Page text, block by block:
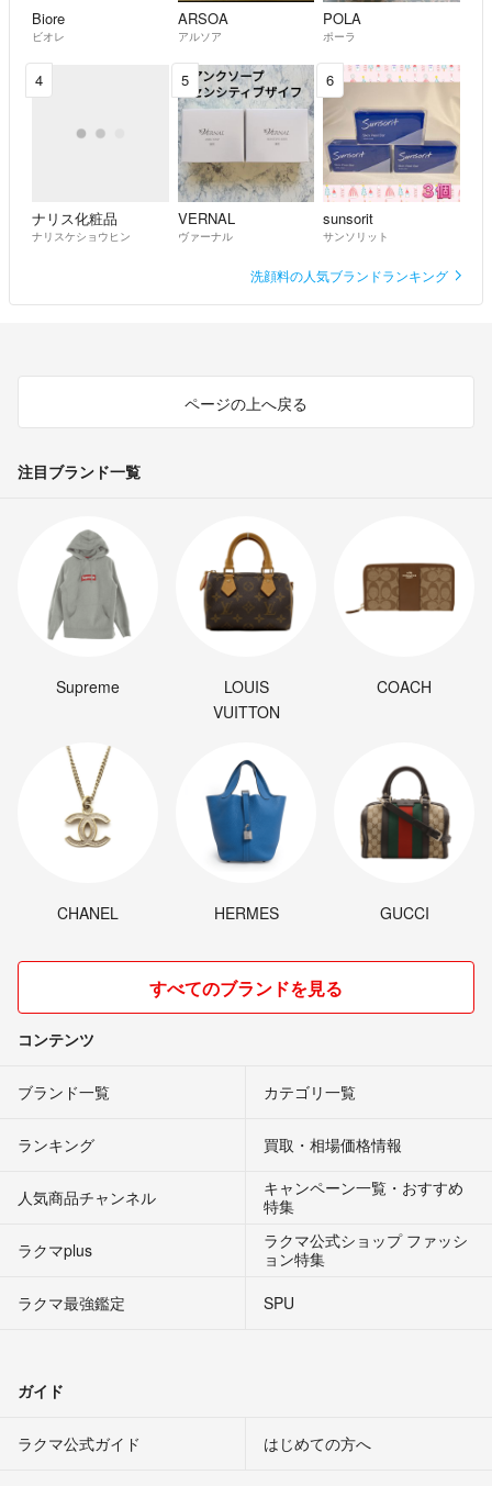
Biore
ビオレ
ARSOA
アルソア
POLA
ポーラ
4
ナリス化粧品
ナリスケショウヒン
5
VERNAL
ヴァーナル
6
sunsorit
サンソリット
洗顔料の人気ブランドランキング
ページの上へ戻る
注目ブランド一覧
Supreme
LOUIS
VUITTON
COACH
CHANEL HERMES GUCCI
すべてのブランドを見る
コンテンツ
ブランド一覧 カテゴリ一覧
ランキング 買取・相場価格情報
人気商品チャンネル
キャンペーン一覧・おすすめ
特集
ラクマplus
ラクマ公式ショップ ファッシ
ョン特集
ラクマ最強鑑定
SPU
ガイド
ラクマ公式ガイド はじめての方へ